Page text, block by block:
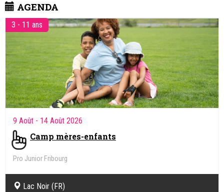
AGENDA
3 - 11 ans
9 Août - 14 Août 2026
Camp mères-enfants
Pro Junior Fribourg
Lac Noir (FR)